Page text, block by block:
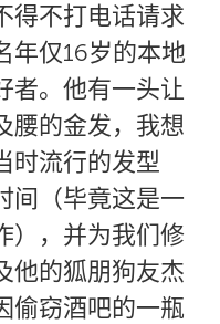
得不打电话请求
年仅16岁的本地
者。他有一头让
腰的金发，我想
时流行的发型
间（毕竟这是一
），并为我们修
他的狐朋狗友杰
偷窃酒吧的一瓶